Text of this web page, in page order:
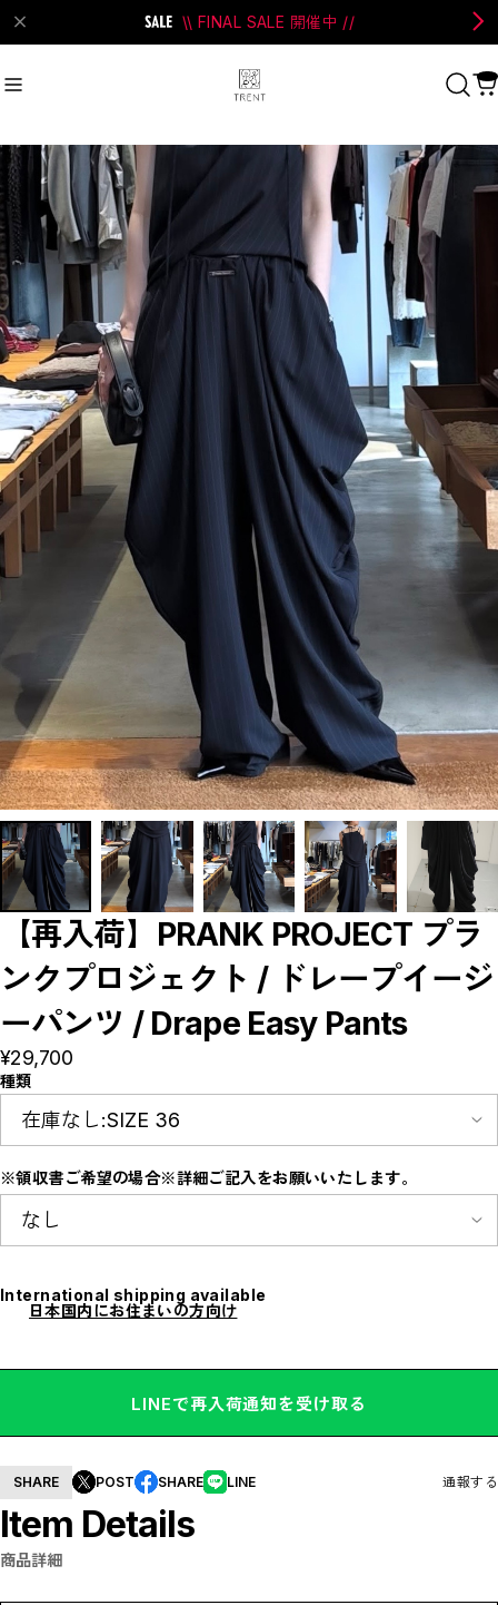
\\ FINAL SALE 開催中 //
Bell #Perks And Mini #PRANK PROJECT
Recommend おすすめキーワード
#SALE #SAN SAN GEAR
#POOLDE
#Andersson Bell
#Perks And Mini
#PRANK PROJECT
Category商品カテゴリ
SALE / セール
LADIES
MENS
New Arrival
【LADIES】BRAND LIST
A
B
K
L
M
N
O
P
R
S
W
Y
【MEN'S】BRAND LIST
A
C
D
F
M
P
S
T
Y
【LADIES】ITEM LIST
OUTER / コート,ブルゾン,ジャケット
TOPS / カットソー,ブラウス,ニット
BAG / バッグ
SHOES / スニーカー,ブーツ,サンダル
LINGERIE / ブラ,ショーツ
GOODS / スカーフ,フレグランス , 他...
OUTER / コート,ブルゾン,ジャケット
TOPS / トップス
BOTTOMS / ボトムス
SHOES / スニーカー,ブーツ,サンダル
ACCESSORY / リング,ブレスレット
【再入荷】PRANK PROJECT プラ
ンクプロジェクト / ドレープイージ
ーパンツ / Drape Easy Pants
¥29,700
種類
※領収書ご希望の場合※詳細ご記入をお願いいたします。
International shipping available
日本国内にお住まいの方向け
LINEで再入荷通知を受け取る
SHARE POST SHARE LINE 通報する
Item Details
商品詳細